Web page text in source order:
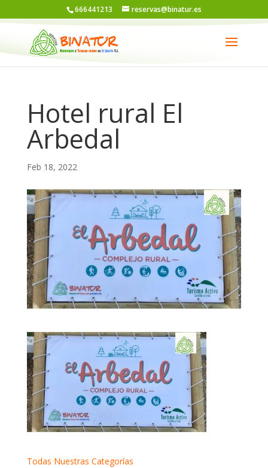
666441213 reservas@binatur.es
Hotel rural El
Arbedal
Feb 18, 2022
Todas Nuestras Categorías